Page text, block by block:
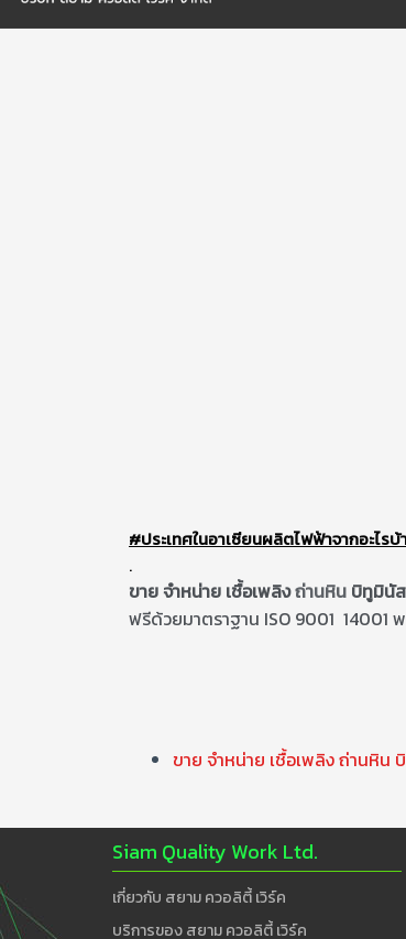
#ประเทศในอาเซียนผลิตไฟฟ้าจากอะไรบ้
.
ขาย จำหน่าย เชื้อเพลิงถ่านหิน บิทูมินัส
ฟรีด้วยมาตราฐาน ISO 9001 14001
ขาย จำหน่าย เชื้อเพลิง ถ่านหิน
Siam Quality Work Ltd.
เกี่ยวกับ สยาม ควอลิตี้ เวิร์ค
บริการของ สยาม ควอลิตี้ เวิร์ค